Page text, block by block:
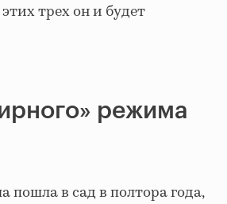
трех он и будет
режима
пошла в сад в полтора года,